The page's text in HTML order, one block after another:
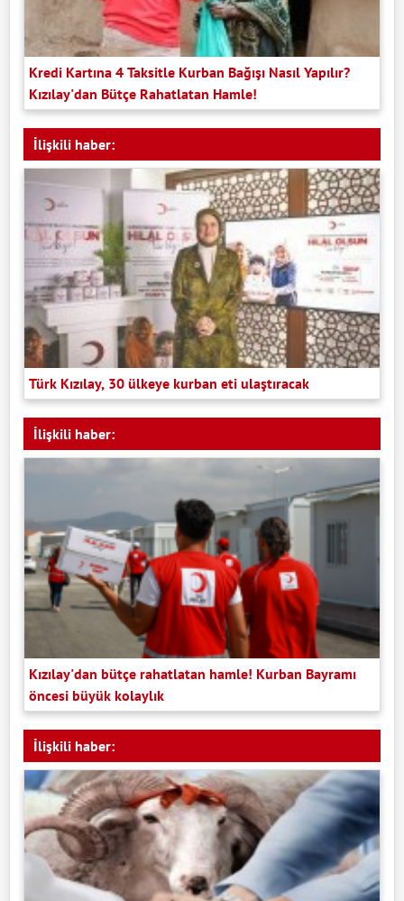
Kredi Kartına 4 Taksitle Kurban Bağışı Nasıl Yapılır?
Kızılay'dan Bütçe Rahatlatan Hamle!
İlişkili haber:
Türk Kızılay, 30 ülkeye kurban eti ulaştıracak
İlişkili haber:
Kızılay'dan bütçe rahatlatan hamle! Kurban Bayramı
öncesi büyük kolaylık
İlişkili haber: